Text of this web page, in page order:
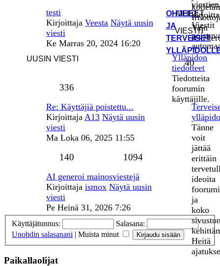
Vain
viestien
Viestit
testi
Kirjoittaja Veesta Näytä uusin
viesti
Ke Marras 20, 2024 16:20
OHJEET
JA
TERVEISET
AIHEET
VIESTIT
UUSIN VIESTI
Ylläpidon
tiedotteet
Tiedotteita
foorumin
käyttäjille.
40
336
Re: Käyttäjiä poistettu...
Kirjoittaja A13 Näytä uusin
viesti
Ma Loka 06, 2025 11:55
Tänne
voit
jättää
erittäin
ideoita
ja
koko
Heitä
140 1094
AI generoi mainosviestejä
Kirjoittaja ismox Näytä uusin
viesti
Pe Heinä 31, 2026 7:26
Käyttäjätunnus:
Salasana:
Unohdin salasanani | Muista minut
Paikallaolijat